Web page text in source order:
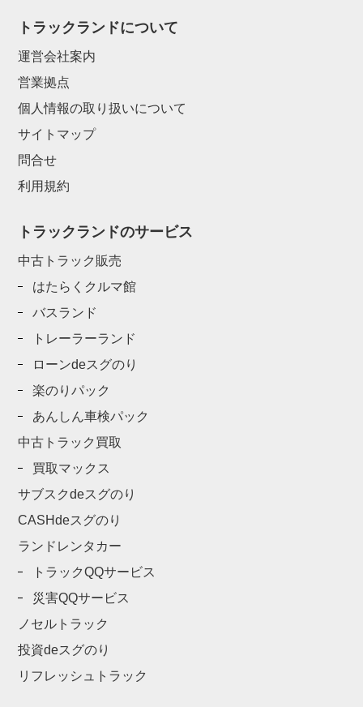
トラックランドについて
運営会社案内
営業拠点
個人情報の取り扱いについて
サイトマップ
問合せ
利用規約
トラックランドのサービス
中古トラック販売
はたらくクルマ館
バスランド
トレーラーランド
ローンdeスグのり
楽のりパック
あんしん車検パック
中古トラック買取
買取マックス
サブスクdeスグのり
CASHdeスグのり
ランドレンタカー
トラックQQサービス
災害QQサービス
ノセルトラック
投資deスグのり
リフレッシュトラック